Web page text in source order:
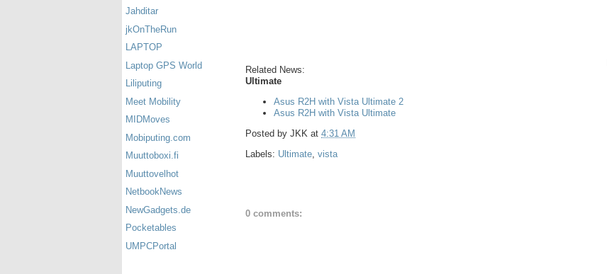
Jahditar
jkOnTheRun
LAPTOP
Laptop GPS World
Liliputing
Meet Mobility
MIDMoves
Mobiputing.com
Muuttoboxi.fi
Muuttovelhot
NetbookNews
NewGadgets.de
Pocketables
UMPCPortal
Related News:
Ultimate
Asus R2H with Vista Ultimate 2
Asus R2H with Vista Ultimate
Posted by JKK at 4:31 AM
Labels: Ultimate, vista
0 comments: